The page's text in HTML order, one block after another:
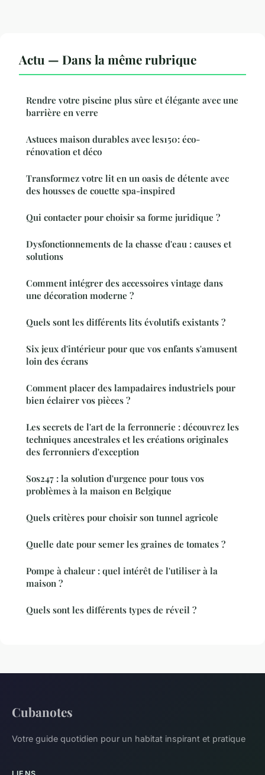
Actu — Dans la même rubrique
Rendre votre piscine plus sûre et élégante avec une
barrière en verre
Astuces maison durables avec les150: éco-
rénovation et déco
Transformez votre lit en un oasis de détente avec
des housses de couette spa-inspired
Qui contacter pour choisir sa forme juridique ?
Dysfonctionnements de la chasse d'eau : causes et
solutions
Comment intégrer des accessoires vintage dans
une décoration moderne ?
Quels sont les différents lits évolutifs existants ?
Six jeux d'intérieur pour que vos enfants s'amusent
loin des écrans
Comment placer des lampadaires industriels pour
bien éclairer vos pièces ?
Les secrets de l'art de la ferronnerie : découvrez les
techniques ancestrales et les créations originales
des ferronniers d'exception
Sos247 : la solution d'urgence pour tous vos
problèmes à la maison en Belgique
Quels critères pour choisir son tunnel agricole
Quelle date pour semer les graines de tomates ?
Pompe à chaleur : quel intérêt de l'utiliser à la
maison ?
Quels sont les différents types de réveil ?
Cubanotes
Votre guide quotidien pour un habitat inspirant et pratique